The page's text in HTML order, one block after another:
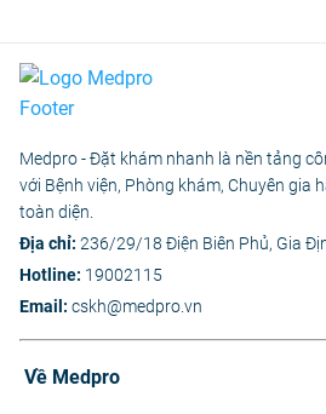
Medpro - Đặt khám nhanh là nền tảng
với Bệnh viện, Phòng khám, Chuyên gia
toàn diện.
Địa chỉ: 236/29/18 Điện Biên Phủ, Gia
Hotline: 19002115
Email: cskh@medpro.vn
Về Medpro